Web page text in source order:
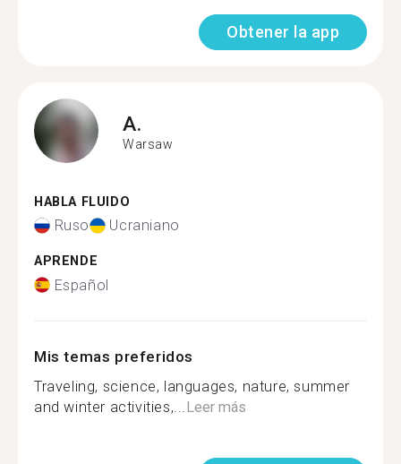
Obtener la app
A.
Warsaw
HABLA FLUIDO
Ruso Ucraniano
APRENDE
Español
Mis temas preferidos
Traveling, science, languages, nature, summer
and winter activities,... Leer más